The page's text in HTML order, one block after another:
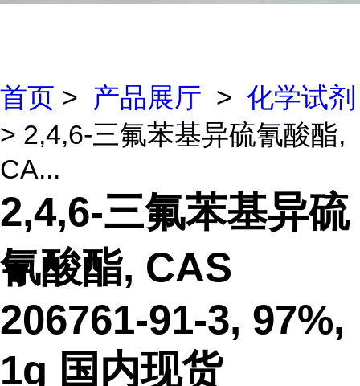
首页 > 产品展厅 > 化学试剂
> 2,4,6-三氟苯基异硫氰酸酯,
CA...
2,4,6-三氟苯基异硫
氰酸酯, CAS
206761-91-3, 97%,
1g 国内现货